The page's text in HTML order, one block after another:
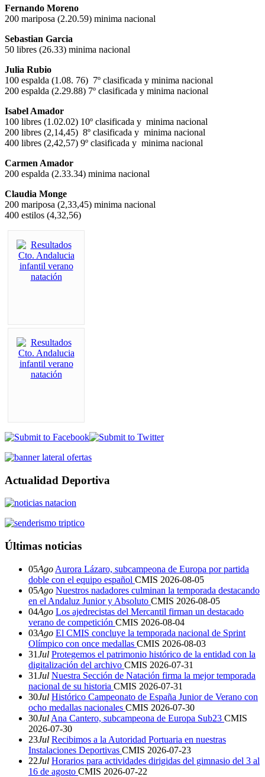
Fernando Moreno
200 mariposa (2.20.59) minima nacional
Sebastian Garcia
50 libres (26.33) minima nacional
Julia Rubio
100 espalda (1.08. 76) 7º clasificada y minima nacional
200 espalda (2.29.88) 7º clasificada y minima nacional
Isabel Amador
100 libres (1.02.02) 10º clasificada y minima nacional
200 libres (2,14,45) 8º clasificada y minima nacional
400 libres (2,42,57) 9º clasificada y minima nacional
Carmen Amador
200 espalda (2.33.34) minima nacional
Claudia Monge
200 mariposa (2,33,45) minima nacional
400 estilos (4,32,56)
Actualidad Deportiva
Últimas noticias
05Ago Aurora Lázaro, subcampeona de Europa por partida
doble con el equipo español CMIS 2026-08-05
05Ago Nuestros nadadores culminan la temporada destacando
en el Andaluz Junior y Absoluto CMIS 2026-08-05
04Ago Los ajedrecistas del Mercantil firman un destacado
verano de competición CMIS 2026-08-04
03Ago El CMIS concluye la temporada nacional de Sprint
Olímpico con once medallas CMIS 2026-08-03
31Jul Protegemos el patrimonio histórico de la entidad con la
digitalización del archivo CMIS 2026-07-31
31Jul Nuestra Sección de Natación firma la mejor temporada
nacional de su historia CMIS 2026-07-31
30Jul Histórico Campeonato de España Junior de Verano con
ocho medallas nacionales CMIS 2026-07-30
30Jul Ana Cantero, subcampeona de Europa Sub23 CMIS
2026-07-30
23Jul Recibimos a la Autoridad Portuaria en nuestras
Instalaciones Deportivas CMIS 2026-07-23
22Jul Horarios para actividades dirigidas del gimnasio del 3 al
16 de agosto CMIS 2026-07-22